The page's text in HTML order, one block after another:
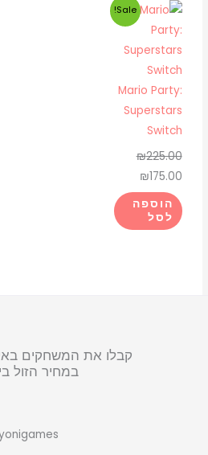
Mario Party:
Superstars
Switch
Sale!
₪225.00
המחיר
המקורי
היה:
₪225.00.
₪175.00
המחיר
הנוכחי
הוא:
הוספה
לסל
קבלו את המשחקים
במחיר הזול